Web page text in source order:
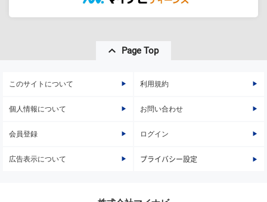
Page Top
このサイトについて 利用規約
個人情報について お問い合わせ
会員登録 ログイン
広告表示について プライバシー設定